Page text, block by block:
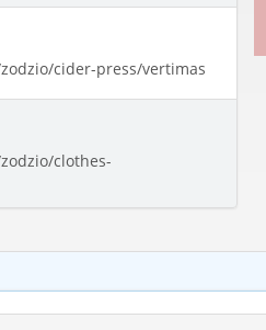
cider-press/vertimas
clothes-